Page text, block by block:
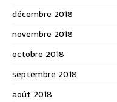
décembre 2018
novembre 2018
octobre 2018
septembre 2018
août 2018